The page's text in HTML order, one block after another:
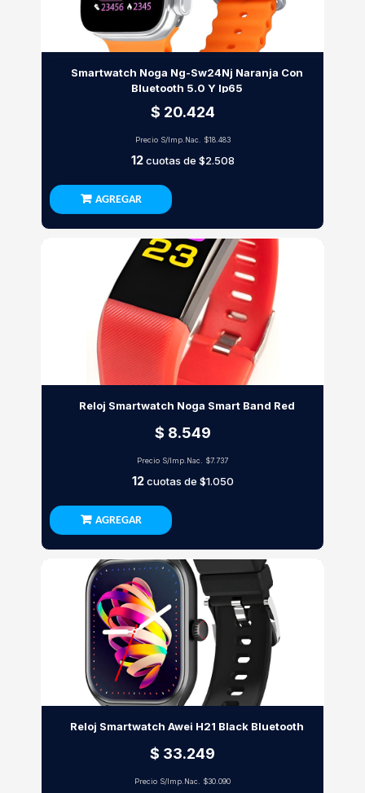
Smartwatch Noga Ng-Sw24Nj Naranja Con
Bluetooth 5.0 Y Ip65
$ 20.424
Precio S/Imp.Nac. $18.483
12cuotas de $2.508
AGREGAR
Reloj Smartwatch Noga Smart Band Red
$ 8.549
Precio S/Imp.Nac. $7.737
12cuotas de $1.050
AGREGAR
Reloj Smartwatch Awei H21 Black Bluetooth
$ 33.249
Precio S/Imp.Nac. $30.090